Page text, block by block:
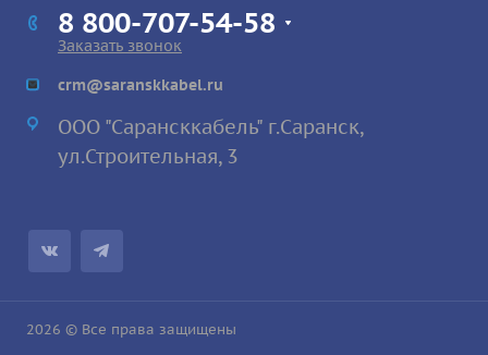
8 800-707-54-58
Заказать звонок
crm@saranskkabel.ru
ООО "Сарансккабель" г.Саранск,
ул.Строительная, 3
2026 © Все права защищены